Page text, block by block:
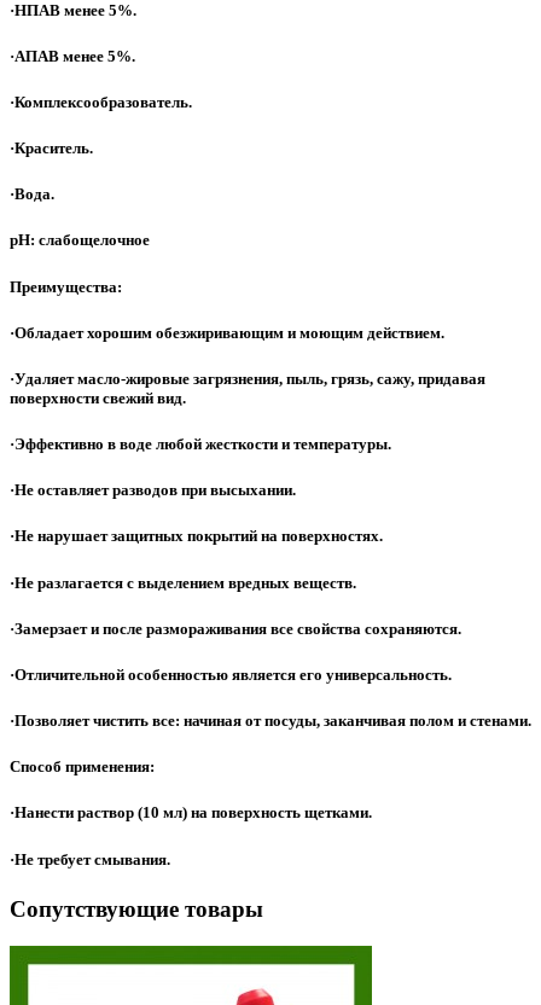
·НПАВ менее 5%.
·АПАВ менее 5%.
·Комплексообразователь.
·Краситель.
·Вода.
pH: слабощелочное
Преимущества:
·Обладает хорошим обезжиривающим и моющим действием.
·Удаляет масло-жировые загрязнения, пыль, грязь, сажу, придавая
поверхности свежий вид.
·Эффективно в воде любой жесткости и температуры.
·Не оставляет разводов при высыхании.
·Не нарушает защитных покрытий на поверхностях.
·Не разлагается с выделением вредных веществ.
·Замерзает и после размораживания все свойства сохраняются.
·Отличительной особенностью является его универсальность.
·Позволяет чистить все: начиная от посуды, заканчивая полом и стенами.
Способ применения:
·Нанести раствор (10 мл) на поверхность щетками.
·Не требует смывания.
Сопутствующие товары